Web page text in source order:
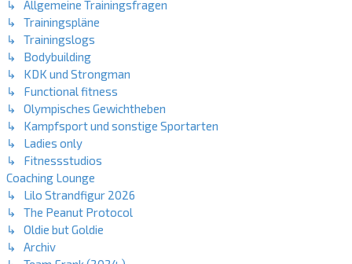
↳ Allgemeine Trainingsfragen
↳ Trainingspläne
↳ Trainingslogs
↳ Bodybuilding
↳ KDK und Strongman
↳ Functional fitness
↳ Olympisches Gewichtheben
↳ Kampfsport und sonstige Sportarten
↳ Ladies only
↳ Fitnessstudios
Coaching Lounge
↳ Lilo Strandfigur 2026
↳ The Peanut Protocol
↳ Oldie but Goldie
↳ Archiv